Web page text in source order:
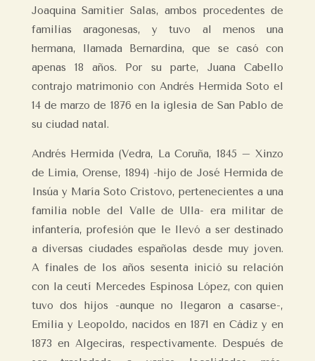
Joaquina Samitier Salas, ambos procedentes de
familias aragonesas, y tuvo al menos una
hermana, llamada Bernardina, que se casó con
apenas 18 años. Por su parte, Juana Cabello
contrajo matrimonio con Andrés Hermida Soto el
14 de marzo de 1876 en la iglesia de San Pablo de
su ciudad natal.
Andrés Hermida (Vedra, La Coruña, 1845 – Xinzo
de Limia, Orense, 1894) -hijo de José Hermida de
Insúa y María Soto Cristovo, pertenecientes a una
familia noble del Valle de Ulla- era militar de
infantería, profesión que le llevó a ser destinado
a diversas ciudades españolas desde muy joven.
A finales de los años sesenta inició su relación
con la ceutí Mercedes Espinosa López, con quien
tuvo dos hijos -aunque no llegaron a casarse-,
Emilia y Leopoldo, nacidos en 1871 en Cádiz y en
1873 en Algeciras, respectivamente. Después de